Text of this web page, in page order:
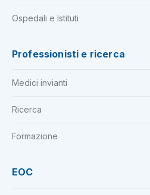
Ospedali e Istituti
Professionisti e ricerca
Medici invianti
Ricerca
Formazione
EOC